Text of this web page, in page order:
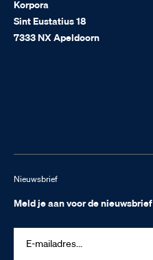
Korpora
Sint Eustatius 18
7333 NX Apeldoorn
Nieuwsbrief
Meld je aan voor de nieuwsbrief